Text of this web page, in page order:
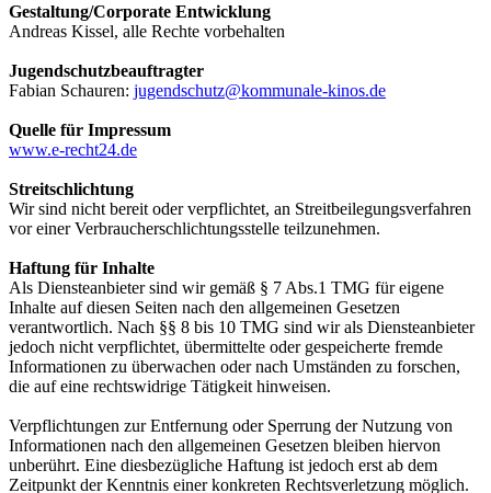
Gestaltung/Corporate Entwicklung
Andreas Kissel, alle Rechte vorbehalten
Jugendschutzbeauftragter
Fabian Schauren: jugendschutz@kommunale-kinos.de
Quelle für Impressum
www.e-recht24.de
Streitschlichtung
Wir sind nicht bereit oder verpflichtet, an Streitbeilegungsverfahren
vor einer Verbraucherschlichtungsstelle teilzunehmen.
Haftung für Inhalte
Als Diensteanbieter sind wir gemäß § 7 Abs.1 TMG für eigene
Inhalte auf diesen Seiten nach den allgemeinen Gesetzen
verantwortlich. Nach §§ 8 bis 10 TMG sind wir als Diensteanbieter
jedoch nicht verpflichtet, übermittelte oder gespeicherte fremde
Informationen zu überwachen oder nach Umständen zu forschen,
die auf eine rechtswidrige Tätigkeit hinweisen.
Verpflichtungen zur Entfernung oder Sperrung der Nutzung von
Informationen nach den allgemeinen Gesetzen bleiben hiervon
unberührt. Eine diesbezügliche Haftung ist jedoch erst ab dem
Zeitpunkt der Kenntnis einer konkreten Rechtsverletzung möglich.